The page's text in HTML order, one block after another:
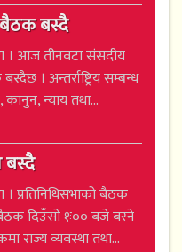
बैठक बस्दै
। आज तीनवटा संसदीय
। अन्तर्राष्ट्रिय सम्बन्ध
कानुन, न्याय तथा...
बस्दै
। प्रतिनिधिसभाको बैठक
दिउँसो १ः०० बजे बस्ने
राज्य व्यवस्था तथा...